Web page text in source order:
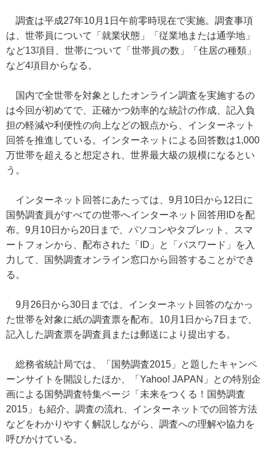
調査は平成27年10月1日午前零時現在で実施。調査事項
は、世帯員について「就業状態」「従業地または通学地」
など13項目、世帯について「世帯員の数」「住居の種類」
など4項目からなる。
国内で全世帯を対象としたオンライン調査を実施するの
は今回が初めてで、正確かつ効率的な統計の作成、記入負
担の軽減や利便性の向上などの観点から、インターネット
回答を推進している。インターネットによる回答数は1,000
万世帯を超えると想定され、世界最大級の規模になるとい
う。
インターネット回答にあたっては、9月10日から12日に
国勢調査員がすべての世帯へインターネット回答用IDを配
布。9月10日から20日まで、パソコンやタブレット、スマ
ートフォンから、配布された「ID」と「パスワード」を入
力して、国勢調査オンライン窓口から回答することができ
る。
9月26日から30日までは、インターネット回答のなかっ
た世帯を対象に紙の調査票を配布。10月1日から7日まで、
記入した調査票を調査員または郵送により提出する。
総務省統計局では、「国勢調査2015」と題したキャンペ
ーンサイトを開設したほか、「Yahoo! JAPAN」との特別企
画による国勢調査特集ページ「未来をつくる！国勢調査
2015」も紹介。調査の流れ、インターネットでの回答方法
などをわかりやすく解説しながら、調査への理解や協力を
呼びかけている。